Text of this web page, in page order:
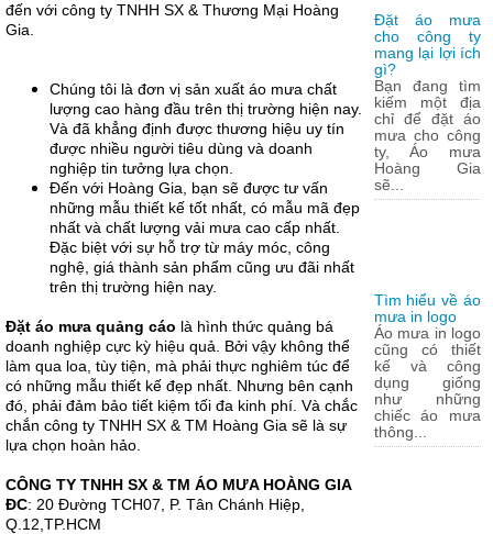
đến với công ty TNHH SX & Thương Mại Hoàng
Gia.
Chúng tôi là đơn vị sản xuất áo mưa chất
lượng cao hàng đầu trên thị trường hiện nay.
Và đã khẳng định được thương hiệu uy tín
được nhiều người tiêu dùng và doanh
nghiệp tin tưởng lựa chọn.
Đến với Hoàng Gia, bạn sẽ được tư vấn
những mẫu thiết kế tốt nhất, có mẫu mã đẹp
nhất và chất lượng vải mưa cao cấp nhất.
Đặc biệt với sự hỗ trợ từ máy móc, công
nghệ, giá thành sản phẩm cũng ưu đãi nhất
trên thị trường hiện nay.
Đặt áo mưa quảng cáo là hình thức quảng bá
doanh nghiệp cực kỳ hiệu quả. Bởi vậy không thể
làm qua loa, tùy tiện, mà phải thực nghiêm túc để
có những mẫu thiết kế đẹp nhất. Nhưng bên cạnh
đó, phải đảm bảo tiết kiệm tối đa kinh phí. Và chắc
chắn công ty TNHH SX & TM Hoàng Gia sẽ là sự
lựa chọn hoàn hảo.
CÔNG TY TNHH SX & TM ÁO MƯA HOÀNG GIA
ĐC: 20 Đường TCH07, P. Tân Chánh Hiệp,
Q.12,TP.HCM
Đặt áo mưa
cho công ty
mang lại lợi ích
gì?
Bạn đang tìm
kiếm một địa
chỉ để đặt áo
mưa cho công
ty, Áo mưa
Hoàng Gia
sẽ...
Tìm hiểu về áo
mưa in logo
Áo mưa in logo
cũng có thiết
kế và công
dụng giống
như những
chiếc áo mưa
thông...